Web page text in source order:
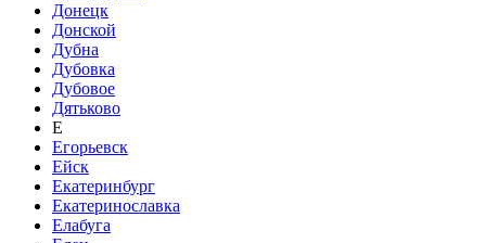
Донецк
Донской
Дубна
Дубовка
Дубовое
Дятьково
Е
Егорьевск
Ейск
Екатеринбург
Екатеринославка
Елабуга